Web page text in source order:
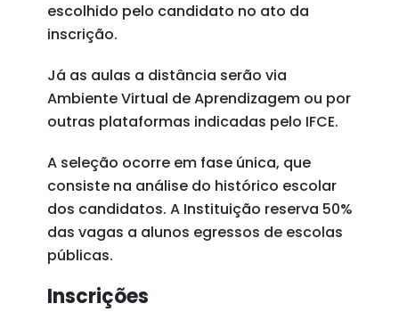
escolhido pelo candidato no ato da
inscrição.
Já as aulas a distância serão via
Ambiente Virtual de Aprendizagem ou por
outras plataformas indicadas pelo IFCE.
A seleção ocorre em fase única, que
consiste na análise do histórico escolar
dos candidatos. A Instituição reserva 50%
das vagas a alunos egressos de escolas
públicas.
Inscrições